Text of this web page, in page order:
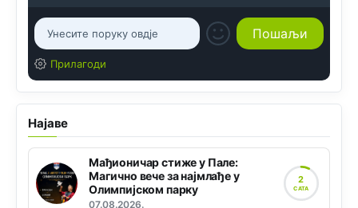
Прилагоди
Најаве
Мађионичар стиже у Пале:
Магично вече за најмлађе у
Олимпијском парку
07.08.2026.
2
САТА